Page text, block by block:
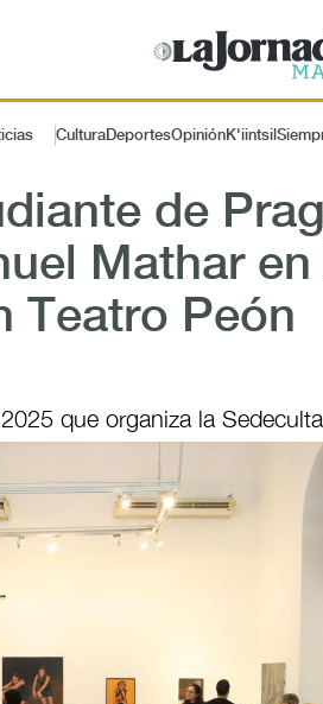
CulturaDeportesOpiniónK'iintsil
de
Mathar en
Teatro Peón
que organiza la Sedeculta